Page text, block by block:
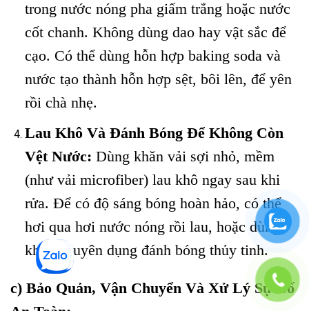
trong nước nóng pha giấm trắng hoặc nước
cốt chanh. Không dùng dao hay vật sắc để
cạo. Có thể dùng hỗn hợp baking soda và
nước tạo thành hỗn hợp sệt, bôi lên, để yên
rồi chà nhẹ.
Lau Khô Và Đánh Bóng Để Không Còn
Vệt Nước: Dùng khăn vải sợi nhỏ, mềm
(như vải microfiber) lau khô ngay sau khi
rửa. Để có độ sáng bóng hoàn hảo, có thể
hơi qua hơi nước nóng rồi lau, hoặc dùng
khăn chuyên dụng đánh bóng thủy tinh.
c) Bảo Quản, Vận Chuyển Và Xử Lý Sự Cố